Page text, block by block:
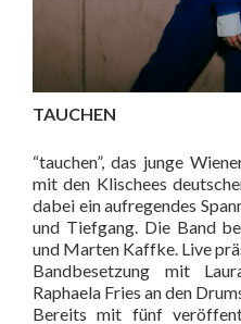
TAUCHEN
“tauchen”, das junge
mit den Klischees
dabei ein aufregendes
und Tiefgang. Die Band
und Marten Kaffke. Live
Bandbesetzung mit
Raphaela Fries an den
Bereits mit fünf